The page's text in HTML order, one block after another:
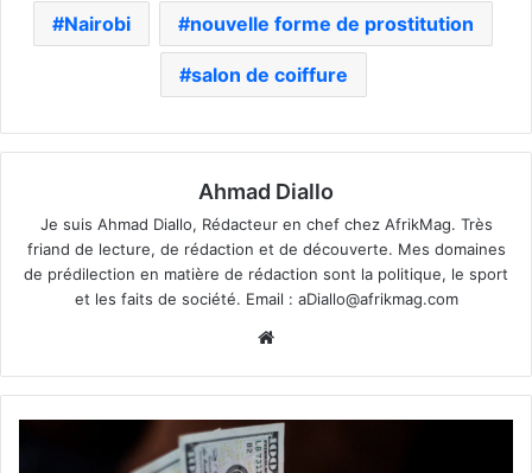
Nairobi nouvelle forme de prostitution
salon de coiffure
Ahmad Diallo
Je suis Ahmad Diallo, Rédacteur en chef chez AfrikMag. Très
friand de lecture, de rédaction et de découverte. Mes domaines
de prédilection en matière de rédaction sont la politique, le sport
et les faits de société. Email : aDiallo@afrikmag.com